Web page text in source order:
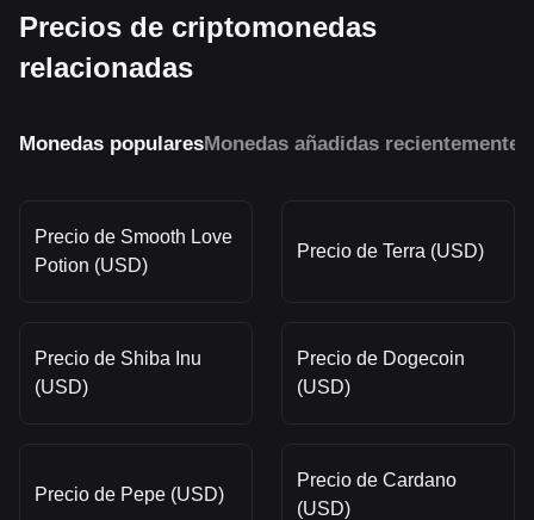
Precios de criptomonedas
relacionadas
Monedas popularesMonedas añadidas recientemente
Precio de Smooth Love
Potion (USD)
Precio de Terra (USD)
Precio de Shiba Inu
(USD)
Precio de Dogecoin
(USD)
Precio de Pepe (USD)
Precio de Cardano
(USD)